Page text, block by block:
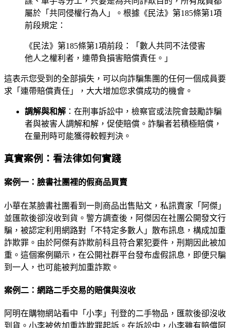
屬於「共同侵權行為人」。根據《民法》第185條第1項
前段規定：
《民法》第185條第1項前段：「數人共同不法侵害
他人之權利者，連帶負損害賠償責任。」
這表示您受到的全部損失，可以向詐騙集團的任何一個成員要
求「連帶賠償責任」，大大增加您求償成功的機會。
調解與和解 ：在刑事訴訟中，檢察官或法院會鼓勵詐騙
者與被害人調解和解，促使賠償。詐騙者若積極賠償，
在量刑時可能獲得較輕判決。
真實案例：看法律如何實踐
案例一：臉書社團裡的假商品買賣
小華在某臉書社團看到一則商品出售貼文，私訊賣家「阿傑」
並匯款後卻沒收到貨。警方調查後，阿傑因在社團公開發文行
騙，被認定利用網路對「不特定多數人」散布訊息，構成加重
詐欺罪。由於阿傑有詐欺前科且符合累犯要件，刑期因此被加
重。這個案例顯示，在公開社群平台發布虛假訊息，即便只騙
到一人，也可能被判加重詐欺。
案例二：網路二手交易的賠償與沒收
阿明在購物網站看中「小李」刊登的二手物品，匯款後卻沒收
到貨。小李被依加重詐欺罪起訴。在訴訟中，小李雖有賠償阿